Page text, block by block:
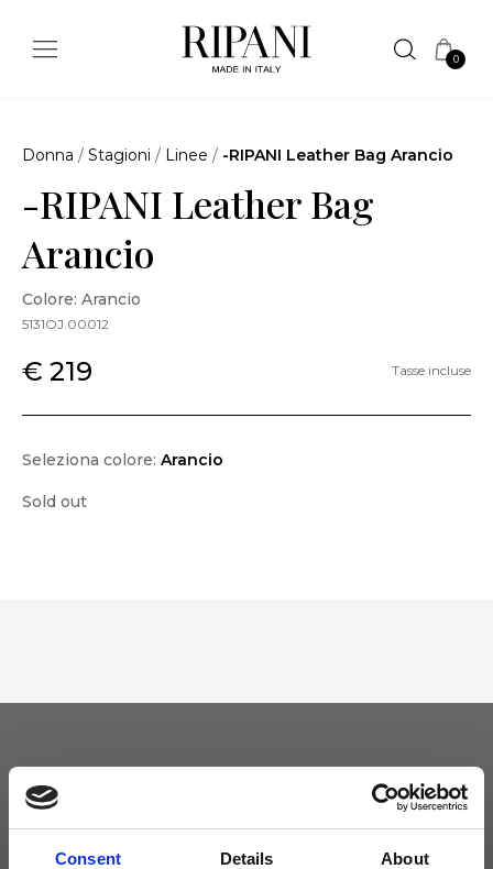
Consent Details About
0
Donna / Stagioni / Linee / -RIPANI Leather Bag Arancio
-RIPANI Leather Bag
Arancio
Colore: Arancio
5131OJ.00012
€ 219 Tasse incluse
Seleziona colore: Arancio
Sold out
Tieniti aggiornato
Non perdere le novità di Ripani, iscriviti alla newsletter!